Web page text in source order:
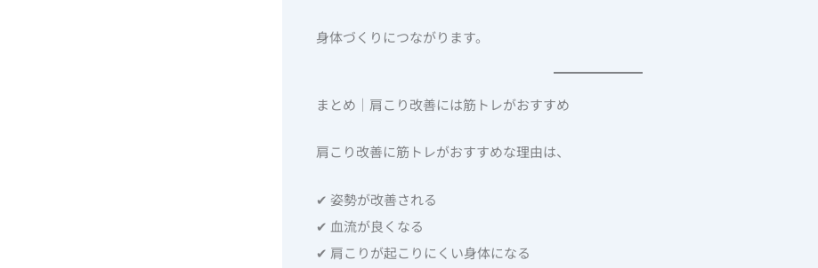
身体づくりにつながります。
まとめ｜肩こり改善には筋トレがおすすめ
肩こり改善に筋トレがおすすめな理由は、
✔ 姿勢が改善される
✔ 血流が良くなる
✔ 肩こりが起こりにくい身体になる